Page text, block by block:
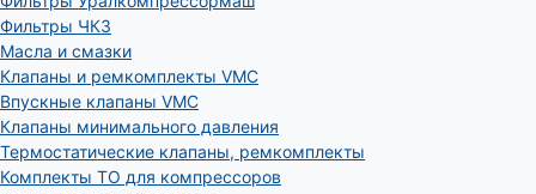
Фильтры ЧКЗ
Масла и смазки
Клапаны и ремкомплекты VMC
Впускные клапаны VMC
Клапаны минимального давления
Термостатические клапаны, ремкомплекты
Комплекты ТО для компрессоров